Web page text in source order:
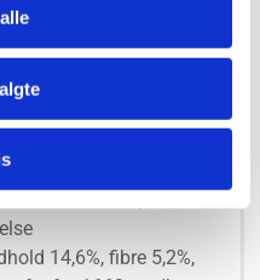
Specifikationer
hørfrø, la plata
14,6%, fibre 5,2%,